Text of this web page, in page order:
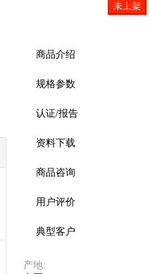
未上架
商品介绍
规格参数
认证/报告
资料下载
商品咨询
用户评价
典型客户
产地: